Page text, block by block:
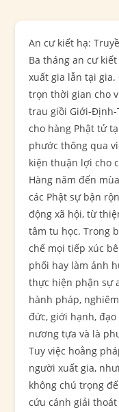
An cư kiết hạ:
Ba tháng an cư
xuất gia lẫn tại
trọn thời gian cho
trau giồi Giới-Định-
cho hàng Phật tử
phước thông qua
kiện thuận lợi cho
Hàng năm đến
các Phật sự bận
động xã hội, từ
tâm tu học. Trong
chế mọi tiếp xúc
phối hay làm ảnh
thực hiện phận sự
hành pháp,
đức, giới hạnh,
nương tựa và là
Tuy việc hoằng
người xuất gia,
không chú trọng
cứu cánh giải